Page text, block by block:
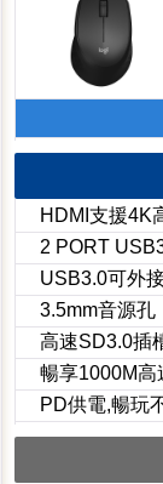
HDMI支援4K
2 PORT
USB3.0可外
3.5mm音源孔
高速SD3.0插
暢享1000M高
PD供電,暢玩